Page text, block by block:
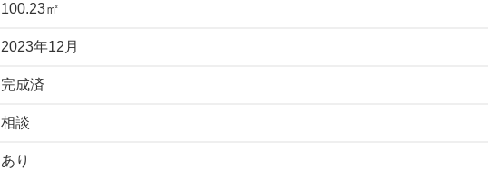
100.23㎡
2023年12月
完成済
相談
あり